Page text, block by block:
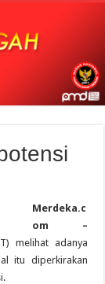
Merdeka.c
om –
melihat adanya
itu diperkirakan